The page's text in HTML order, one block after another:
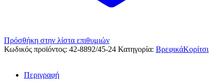
Πρόσθήκη στην λίστα επιθυμιών
Κωδικός προϊόντος: 42-8892/45-24 Κατηγορία: ΒρεφικάΚορίτσι
Περιγραφή